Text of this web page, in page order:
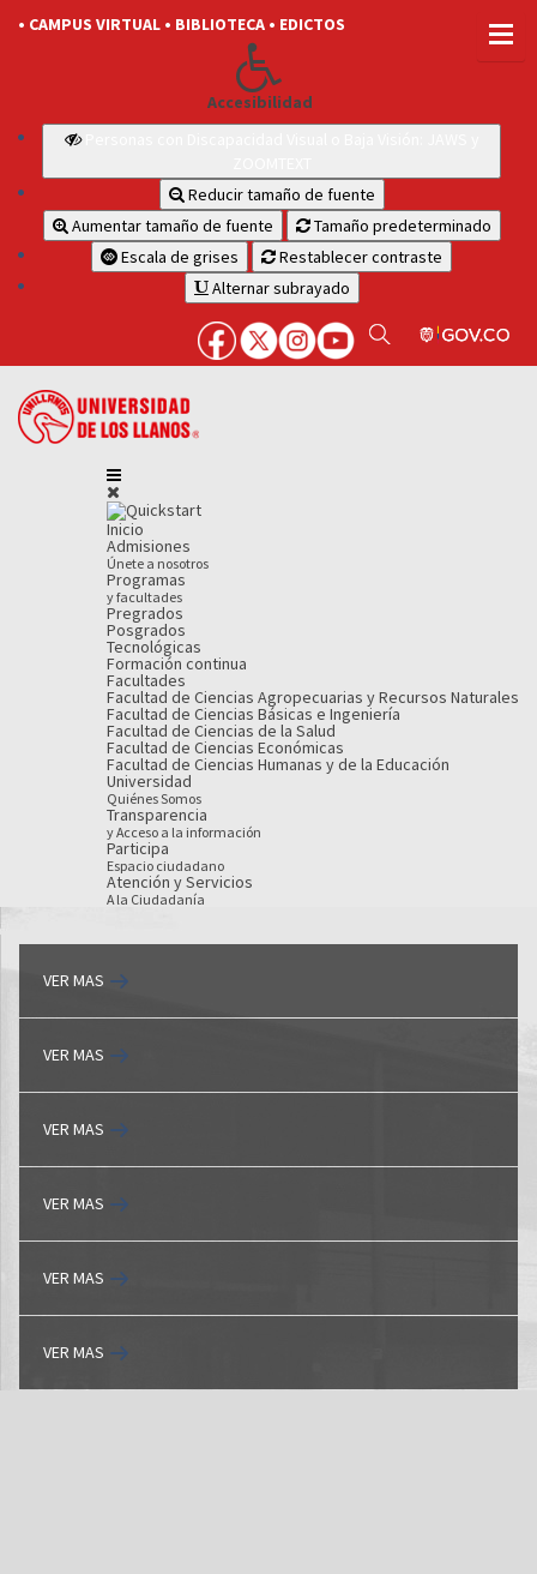
• CAMPUS VIRTUAL • BIBLIOTECA • EDICTOS
Accesibilidad
Reducir tamaño de fuente
Aumentar tamaño de fuente
Tamaño predeterminado
Escala de grises
Restablecer contraste
Alternar subrayado
Inicio
Admisiones
Únete a nosotros
Programas
y facultades
Pregrados
Posgrados
Tecnológicas
Formación continua
Facultades
Facultad de Ciencias Agropecuarias y Recursos Naturales
Facultad de Ciencias Básicas e Ingeniería
Facultad de Ciencias de la Salud
Facultad de Ciencias Económicas
Facultad de Ciencias Humanas y de la Educación
Universidad
Quiénes Somos
Transparencia
y Acceso a la información
Participa
Espacio ciudadano
Atención y Servicios
A la Ciudadanía
VER MAS
VER MAS
VER MAS
VER MAS
VER MAS
VER MAS